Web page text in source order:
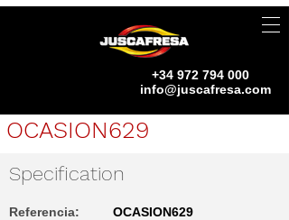
+34 972 794 000
info@juscafresa.com
OCASION629
Specification
Referencia:
OCASION629